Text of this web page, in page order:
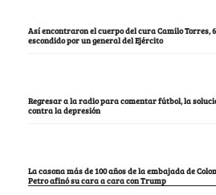
Así encontraron el cuerpo del cura Camilo Torres,
escondido por un general del Ejército
Regresar a la radio para comentar fútbol, la
contra la depresión
La casona más de 100 años de la embajada de
Petro afinó su cara a cara con Trump